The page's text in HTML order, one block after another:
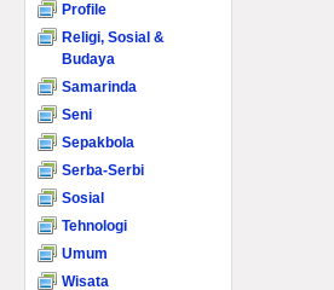
Profile
Religi, Sosial &
Budaya
Samarinda
Seni
Sepakbola
Serba-Serbi
Sosial
Tehnologi
Umum
Wisata